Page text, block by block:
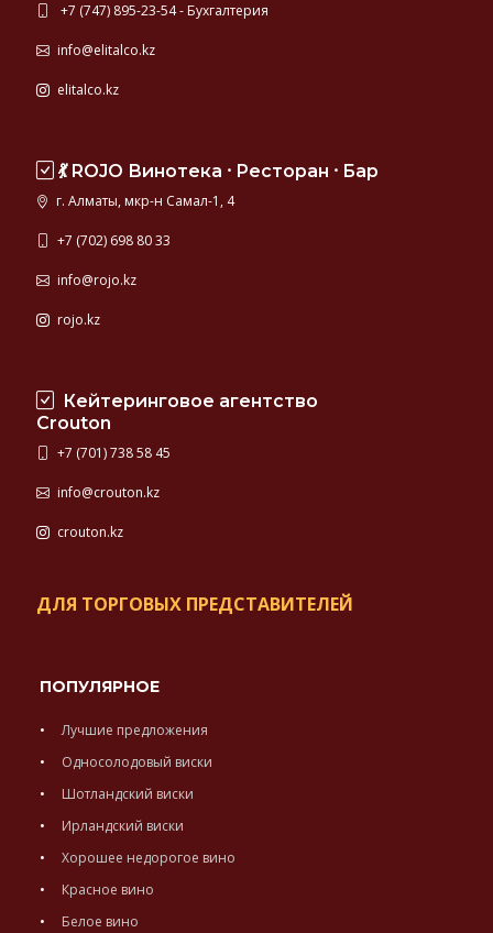
+7 (747) 895-23-54 - Бухгалтерия
info@elitalco.kz
elitalco.kz
💃 ROJO Винотека ⸱ Ресторан ⸱ Бар
г. Алматы, мкр-н Самал-1, 4
+7 (702) 698 80 33
info@rojo.kz
rojo.kz
Кейтеринговое агентство
Crouton
+7 (701) 738 58 45
info@crouton.kz
crouton.kz
ДЛЯ ТОРГОВЫХ ПРЕДСТАВИТЕЛЕЙ
ПОПУЛЯРНОЕ
Лучшие предложения
Односолодовый виски
Шотландский виски
Ирландский виски
Хорошее недорогое вино
Красное вино
Белое вино